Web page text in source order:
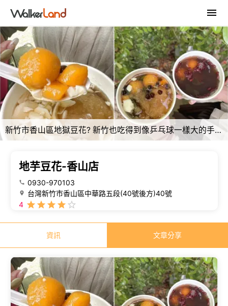
新竹市香山區地獄豆花? 新竹也吃得到像乒乓球一樣大的手工芋圓！--跟著踢小米吃喝玩樂趣
地芋豆花-香山店
0930-970103
台灣新竹市香山區中華路五段(40號後方)40號
4
資訊 文章分享